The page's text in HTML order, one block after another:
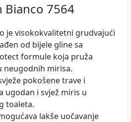
Bianco 7564
je visokokvalitetni grudvajući
od bijele gline sa
formule koja pruža
mirisa.
pokošene trave i
ugodan i svjež miris u
toaleta.
lakše uočavanje